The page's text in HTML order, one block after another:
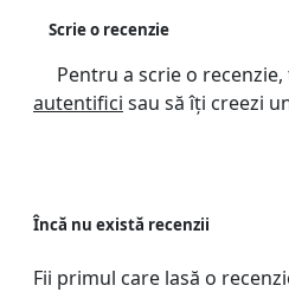
Scrie o recenzie
Pentru a scrie o
autentifici sau să îți creezi
Încă nu există recenzii
Fii primul care lasă o